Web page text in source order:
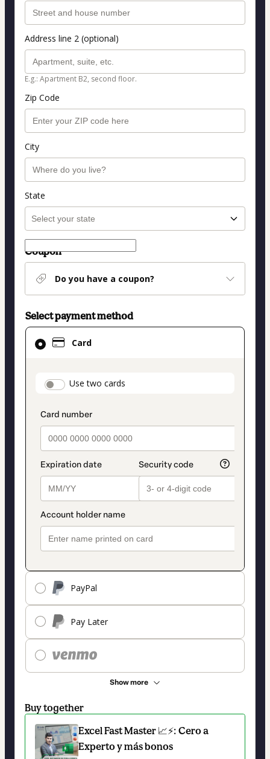
Address line 2 (optional)
E.g.: Apartment B2, second floor.
Zip Code
City
State
Coupon
Do you have a coupon?
Select payment method
Card
payment_data.section_title_v2
Use two cards
PayPal
Pay Later
Show more
Card
selected
method
Buy together
Excel Fast Master 📈⚡: Cero a
Experto y más bonos